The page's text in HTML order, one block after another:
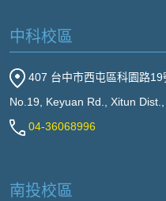
中科校區
407 台中市西屯區科園路19
No.19, Keyuan Rd., Xitun
04-36068996
南投校區